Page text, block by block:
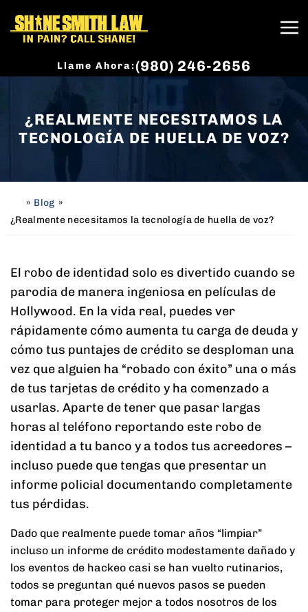
Llame Ahora:(980) 246-2656
¿REALMENTE NECESITAMOS LA
TECNOLOGÍA DE HUELLA DE VOZ?
o
» Blog »
¿Realmente necesitamos la tecnología de huella de voz?
El robo de identidad solo es divertido cuando se
parodia de manera ingeniosa en películas de
Hollywood. En la vida real, puedes ver
rápidamente cómo aumenta tu carga de deuda y
cómo tus puntajes de crédito se desploman una
vez que alguien ha “robado con éxito” una o más
de tus tarjetas de crédito y ha comenzado a
usarlas. Aparte de tener que pasar largas
horas al teléfono reportando este robo de
identidad a tu banco y a todos tus acreedores –
incluso puede que tengas que presentar un
informe policial documentando completamente
tus pérdidas.
Dado que realmente puede tomar años “limpiar”
incluso un informe de crédito modestamente dañado y
los eventos de hackeo casi se han vuelto rutinarios,
todos se preguntan qué nuevos pasos se pueden
tomar para proteger mejor a todos nosotros de los